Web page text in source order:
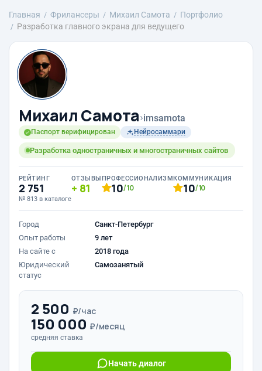
Главная Фрилансеры Михаил Самота
Портфолио
Разработка главного экрана для ведущего
Михаил Самота›imsamota
Паспорт верифицирован Нейросаммари
Разработка одностраничных и многостраничных сайтов
РЕЙТИНГ
2 751
№ 813 в каталоге
ОТЗЫВЫ
81
ПРОФЕССИОНАЛИЗМ
10/10
КОММУНИКАЦИЯ
10/10
Город
Санкт-Петербург
Опыт работы
9 лет
На сайте с
2018 года
Юридический
статус
Самозанятый
2 500 ₽/час
150 000 ₽/месяц
средняя ставка
Начать диалог